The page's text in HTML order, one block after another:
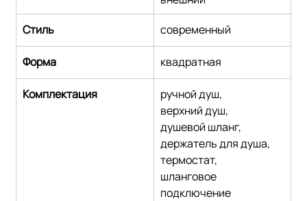
Стиль
современный
Форма квадратная
Комплектация
ручной душ,
верхний душ,
душевой шланг,
держатель для душа,
термостат,
шланговое
подключение